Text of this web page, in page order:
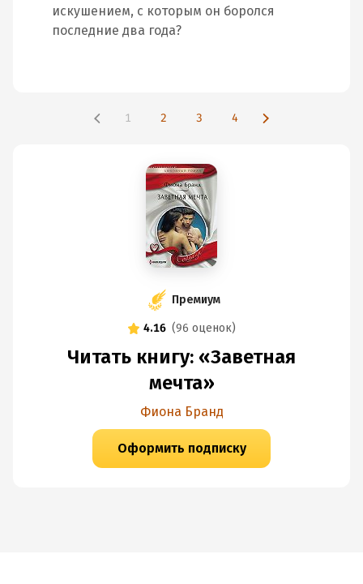
искушением, с которым он боролся
последние два года?
1 2 3 4
Премиум
4.16 (96 оценок)
Читать книгу: «Заветная
мечта»
Фиона Бранд
Оформить подписку